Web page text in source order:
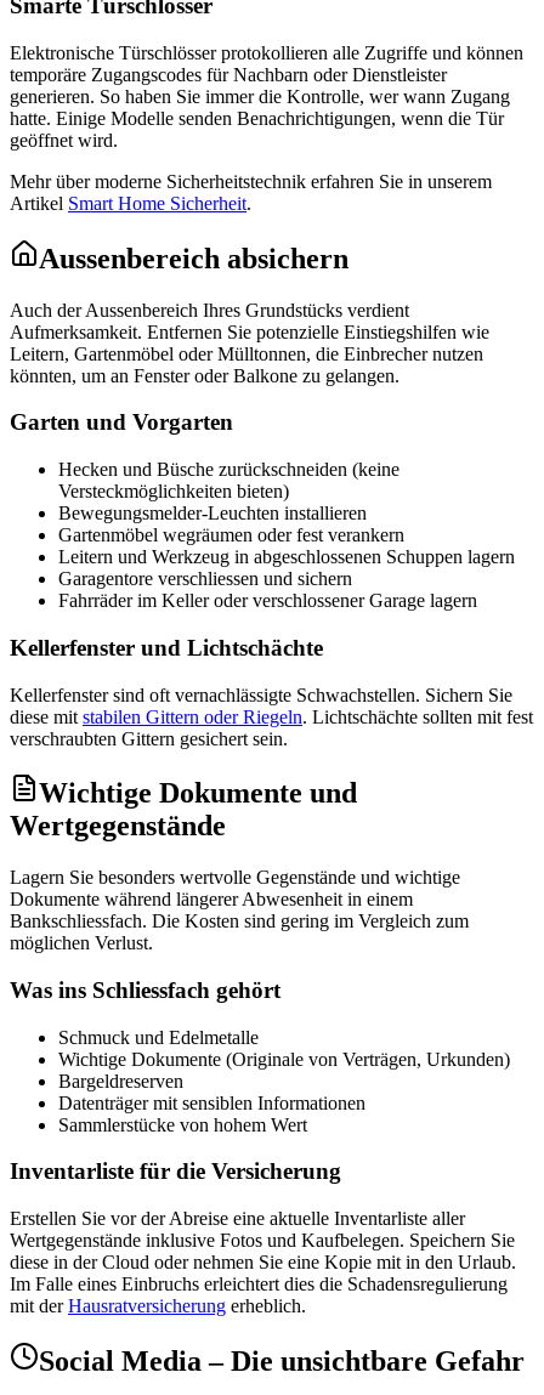
Smarte Türschlösser
Elektronische Türschlösser protokollieren alle Zugriffe und können
temporäre Zugangscodes für Nachbarn oder Dienstleister
generieren. So haben Sie immer die Kontrolle, wer wann Zugang
hatte. Einige Modelle senden Benachrichtigungen, wenn die Tür
geöffnet wird.
Mehr über moderne Sicherheitstechnik erfahren Sie in unserem
Artikel Smart Home Sicherheit.
Aussenbereich absichern
Auch der Aussenbereich Ihres Grundstücks verdient
Aufmerksamkeit. Entfernen Sie potenzielle Einstiegshilfen wie
Leitern, Gartenmöbel oder Mülltonnen, die Einbrecher nutzen
könnten, um an Fenster oder Balkone zu gelangen.
Garten und Vorgarten
Hecken und Büsche zurückschneiden (keine
Versteckmöglichkeiten bieten)
Bewegungsmelder-Leuchten installieren
Gartenmöbel wegräumen oder fest verankern
Leitern und Werkzeug in abgeschlossenen Schuppen lagern
Garagentore verschliessen und sichern
Fahrräder im Keller oder verschlossener Garage lagern
Kellerfenster und Lichtschächte
Kellerfenster sind oft vernachlässigte Schwachstellen. Sichern Sie
diese mit stabilen Gittern oder Riegeln. Lichtschächte sollten mit fest
verschraubten Gittern gesichert sein.
Wichtige Dokumente und
Wertgegenstände
Lagern Sie besonders wertvolle Gegenstände und wichtige
Dokumente während längerer Abwesenheit in einem
Bankschliessfach. Die Kosten sind gering im Vergleich zum
möglichen Verlust.
Was ins Schliessfach gehört
Schmuck und Edelmetalle
Wichtige Dokumente (Originale von Verträgen, Urkunden)
Bargeldreserven
Datenträger mit sensiblen Informationen
Sammlerstücke von hohem Wert
Inventarliste für die Versicherung
Erstellen Sie vor der Abreise eine aktuelle Inventarliste aller
Wertgegenstände inklusive Fotos und Kaufbelegen. Speichern Sie
diese in der Cloud oder nehmen Sie eine Kopie mit in den Urlaub.
Im Falle eines Einbruchs erleichtert dies die Schadensregulierung
mit der Hausratversicherung erheblich.
Social Media – Die unsichtbare Gefahr